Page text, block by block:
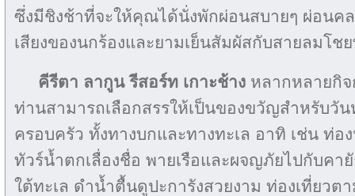
ซึ่งมีชิงช้าที่จะให้คุณได้นั่งพักผ่อนสบายๆ ผ่อนค
เสียงของนกร้องและยามเย็นสัมผัสกับสายลมโ
คีรีตา ลากูน รีสอร์ท เกาะช้าง หลากหลายกิ
ท่านสามารถเลือกสรรให้เป็นของขวัญสำหรับวั
ครอบครัว ทั้งทางบกและทางทะเล อาทิ เช่น ท่อ
ทัวร์น้ำตกเลื่องชื่อ พายเรือและผจญภัยไปกับค
ใต้ทะเล ดำน้ำตื้นดูปะการังสวยงาม ท่องเที่ยวต